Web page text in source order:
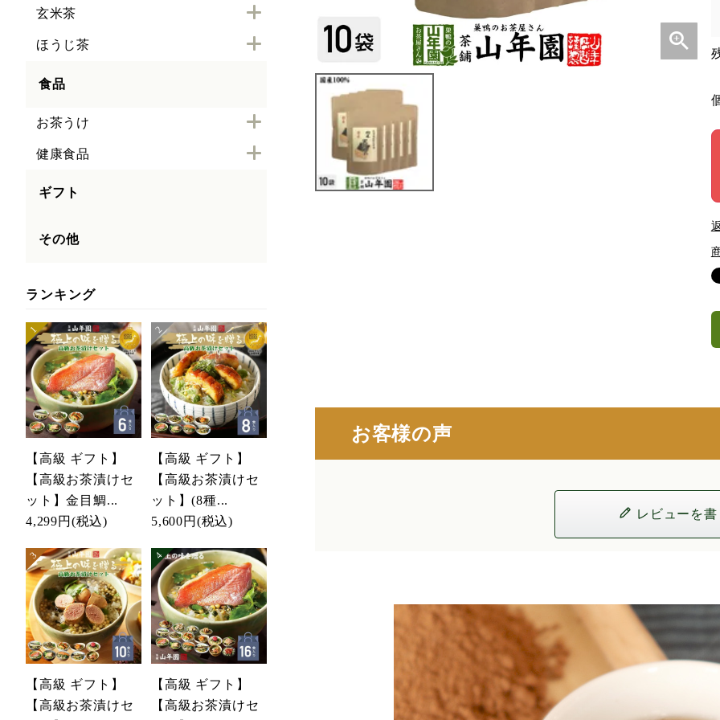
玄米茶
ほうじ茶
食品
お茶うけ
健康食品
ギフト
その他
ランキング
【高級 ギフト】
【高級お茶漬けセ
ット】金目鯛...
4,299円 (税込)
【高級 ギフト】
【高級お茶漬けセ
ット】(8種...
5,600円 (税込)
【高級 ギフト】
【高級お茶漬けセ
【高級 ギフト】
【高級お茶漬けセ
お客様の声
レビューを書